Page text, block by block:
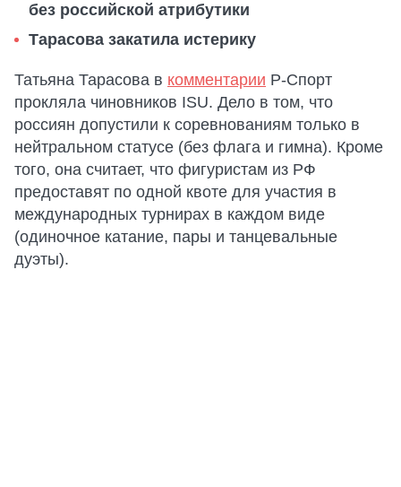
без российской атрибутики
Тарасова закатила истерику
Татьяна Тарасова в комментарии Р-Спорт
прокляла чиновников ISU. Дело в том, что
россиян допустили к соревнованиям только в
нейтральном статусе (без флага и гимна). Кроме
того, она считает, что фигуристам из РФ
предоставят по одной квоте для участия в
международных турнирах в каждом виде
(одиночное катание, пары и танцевальные
дуэты).